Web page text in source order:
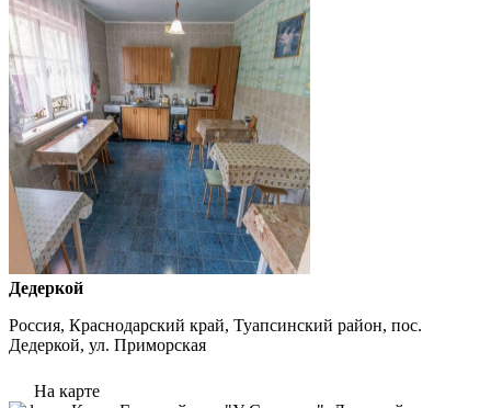
Дедеркой
Россия, Краснодарский край, Туапсинский район, пос.
Дедеркой, ул. Приморская
На карте